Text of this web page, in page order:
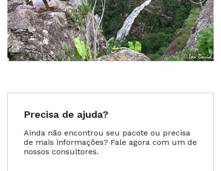
Precisa de ajuda?
Ainda não encontrou seu pacote ou precisa
de mais informações? Fale agora com um de
nossos consultores.